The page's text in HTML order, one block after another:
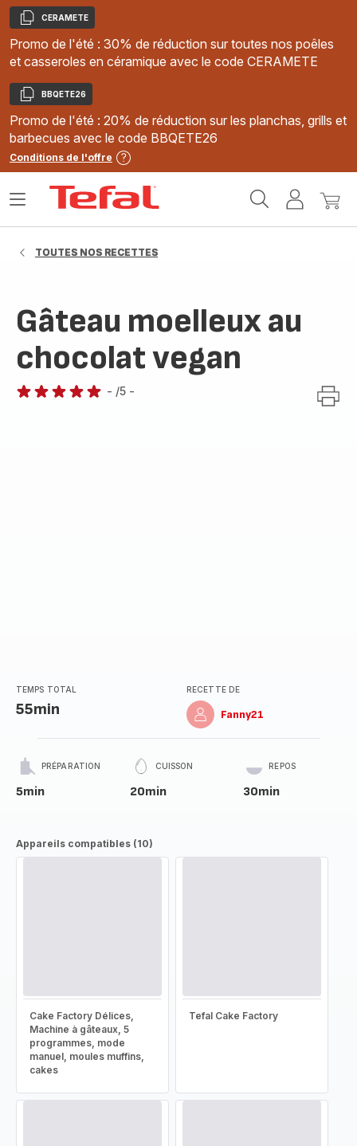
Copier
CERAMETE
Promo de l'été : 30% de réduction sur toutes nos poêles
et casseroles en céramique avec le code CERAMETE
Copier
BBQETE26
Promo de l'été : 20% de réduction sur les planchas, grills et
barbecues avec le code BBQETE26
Conditions de l'offre
MonMon
Ouvrir
TOUTES NOS RECETTES
Gâteau moelleux au
chocolat vegan
- /5 -
TEMPS TOTAL
55min
RECETTE DE
Fanny21
PRÉPARATION
5min
CUISSON
20min
REPOS
30min
Appareils compatibles (10)
Cake Factory Délices,
Machine à gâteaux, 5
programmes, mode
manuel, moules muffins,
cakes
Tefal Cake Factory